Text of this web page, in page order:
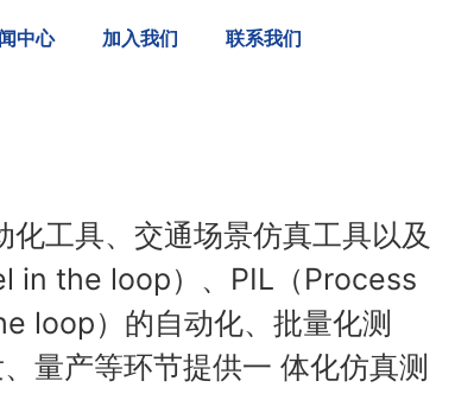
中心 加入我们 联系我们
工具、交通场景仿真工具以及
in the loop）、PIL（Process
loop）的自动化、批量化测
量产等环节提供一 体化仿真测